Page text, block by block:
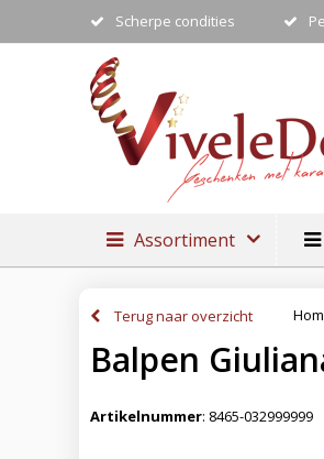
Scherpe condities
Assortiment
Terug naar overzicht
Balpen
Artikelnummer: 8465-032999999